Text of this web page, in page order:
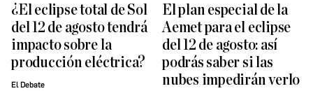
¿El eclipse total de Sol
del 12 de agosto tendrá
impacto sobre la
producción eléctrica?
El Debate
El plan especial de la
Aemet para el eclipse
del 12 de agosto: así
podrás saber si las
nubes impedirán verlo